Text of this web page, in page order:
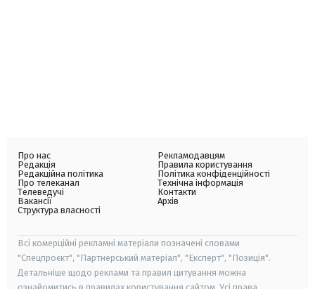
Про нас
Редакція
Редакційна політика
Про телеканал
Телеведучі
Вакансії
Структура власності
Рекламодавцям
Правила користування
Політика конфіденційності
Технічна інформація
Контакти
Архів
Всі комерційні рекламні матеріали позначені словами
"Спецпроєкт", "Партнерський матеріал", "Експерт", "Позиція".
Детальніше щодо реклами та правил цитування можна